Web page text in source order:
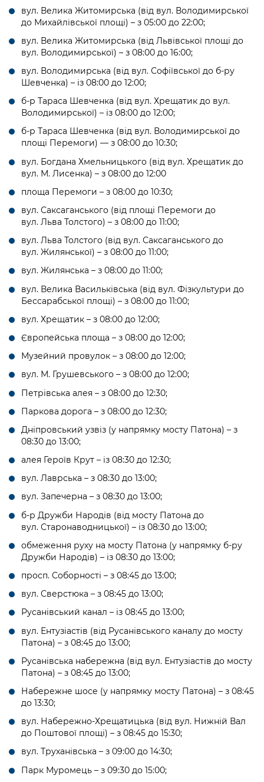
вул. Велика Житомирська (від вул. Володимирської
до Михайлівської площі) – з 05:00 до 22:00;
вул. Велика Житомирська (від Львівської площі до
вул. Володимирської) – з 08:00 до 16:00;
вул. Володимирська (від вул. Софіївської до б-ру
Шевченка) – із 08:00 до 12:00;
б-р Тараса Шевченка (від вул. Хрещатик до вул.
Володимирської) – із 08:00 до 12:00;
б-р Тараса Шевченка (від вул. Володимирської до
площі Перемоги) — з 08:00 до 10:30;
вул. Богдана Хмельницького (від вул. Хрещатик до
вул. М. Лисенка) – з 08:00 до 12:00
площа Перемоги – з 08:00 до 10:30;
вул. Саксаганського (від площі Перемоги до
вул. Льва Толстого) – з 08:00 до 11:00;
вул. Льва Толстого (від вул. Саксаганського до
вул. Жилянської) – з 08:00 до 11:00;
вул. Жилянська – з 08:00 до 11:00;
вул. Велика Васильківська (від вул. Фізкультури до
Бессарабської площі) – з 08:00 до 11:00;
вул. Хрещатик – з 08:00 до 12:00;
Європейська площа – з 08:00 до 12:00;
Музейний провулок – з 08:00 до 12:00;
вул. М. Грушевського – з 08:00 до 12:00;
Петрівська алея – з 08:00 до 12:30;
Паркова дорога – з 08:00 до 12:30;
Дніпровський узвіз (у напрямку мосту Патона) – з
08:30 до 13:00;
алея Героїв Крут – із 08:30 до 12:30;
вул. Лаврська – з 08:30 до 13:00;
вул. Запечерна – з 08:30 до 13:00;
б-р Дружби Народів (від мосту Патона до
вул. Старонаводницької) – із 08:30 до 13:00;
обмеження руху на мосту Патона (у напрямку б-ру
Дружби Народів) – із 08:30 до 13:00;
просп. Соборності – з 08:45 до 13:00;
вул. Сверстюка – з 08:45 до 13:00;
Русанівський канал – із 08:45 до 13:00;
вул. Ентузіастів (від Русанівського каналу до мосту
Патона) – з 08:45 до 13:00;
Русанівська набережна (від вул. Ентузіастів до мосту
Патона) – з 08:45 до 13:00;
Набережне шосе (у напрямку мосту Патона) – з 08:45
до 13:30;
вул. Набережно-Хрещатицька (від вул. Нижній Вал
до Поштової площі) – з 08:45 до 15:30;
вул. Труханівська – з 09:00 до 14:30;
Парк Муромець – з 09:30 до 15:00;